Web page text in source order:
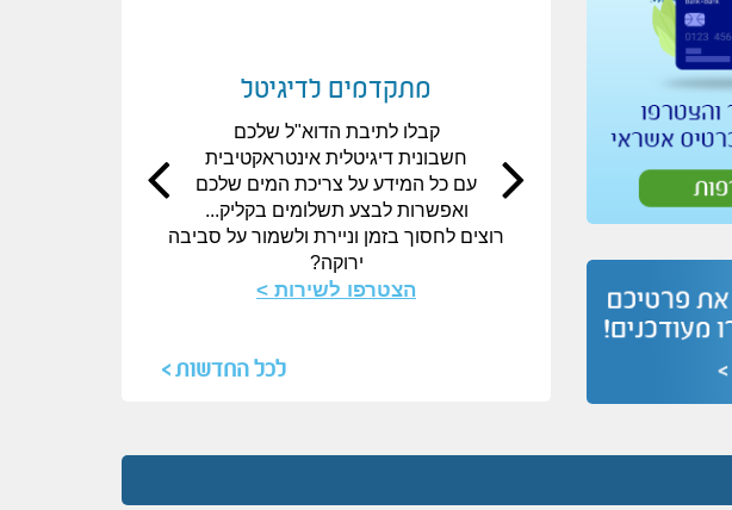
מתקדמים לדיגיטל
קבלו לתיבת הדוא"ל שלכם
חשבונית דיגיטלית אינטראקטיבית
עם כל המידע על צריכת המים שלכם
ואפשרות לבצע תשלומים בקליק...
רוצים לחסוך בזמן וניירת ולשמור על סביבה
ירוקה?
הצטרפו לשירות >
בתאגיד עברה לקבל
באופן דיגטלי.
עבודה (טופס 4)
לא תתקבלנה.
לכל החדשות >